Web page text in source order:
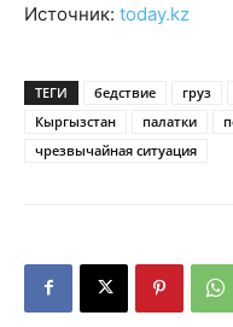
Источник: today.kz
ТЕГИ бедствие груз
Кыргызстан
палатки
чрезвычайная ситуация